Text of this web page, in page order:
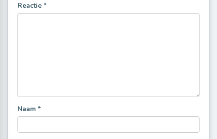
Reactie *
Naam *